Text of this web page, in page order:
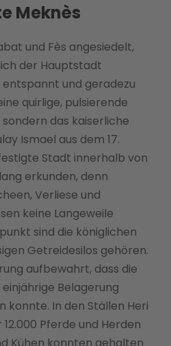
Meknès
und Fès angesiedelt,
der Hauptstadt
entspannt und geradezu
quirlige, pulsierende
das kaiserliche
Ismael aus dem 17.
Stadt innerhalb von
erkunden, denn
Verliese und
keine Langeweile
sind die königlichen
Getreidesilos gehören.
aufbewahrt, dass die
Belagerung
konnte. In den Ställen Heri
Pferde und Herden
Kühen konnten gehalten